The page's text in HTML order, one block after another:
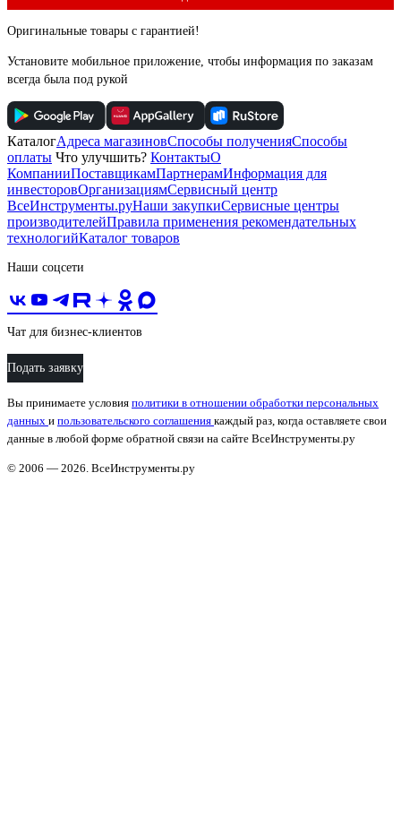
Оригинальные товары с гарантией!
Установите мобильное приложение, чтобы информация по заказам
всегда была под рукой
КаталогАдреса магазиновСпособы полученияСпособы
оплаты Что улучшить? КонтактыО
КомпанииПоставщикамПартнерамИнформация для
инвесторовОрганизациямСервисный центр
ВсеИнструменты.руНаши закупкиСервисные центры
производителейПравила применения рекомендательных
технологийКаталог товаров
Наши соцсети
Чат для бизнес-клиентов
Подать заявку
Вы принимаете условия политики в отношении обработки персональных
данных и пользовательского соглашения каждый раз, когда оставляете свои
данные в любой форме обратной связи на сайте ВсеИнструменты.ру
© 2006 — 2026. ВсеИнструменты.ру